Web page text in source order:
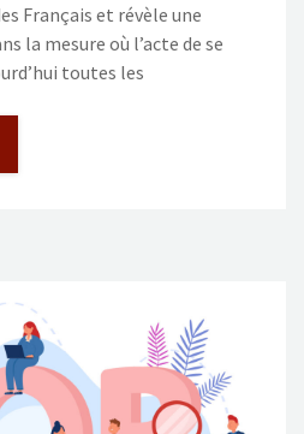
Français et révèle une
la mesure où l’acte de se
toutes les